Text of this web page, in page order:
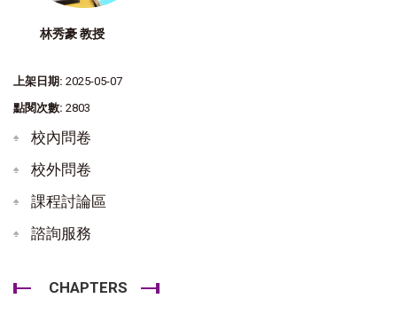
林秀豪 教授
上架日期: 2025-05-07
點閱次數: 2803
校內問卷
校外問卷
課程討論區
諮詢服務
CHAPTERS